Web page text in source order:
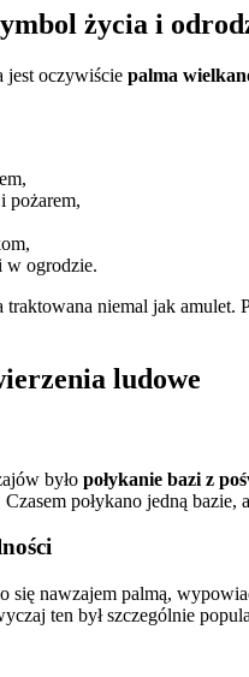
życia i
jest oczywiście palma
pożarem,
w ogrodzie.
niemal jak
ludowe
było połykanie bazi z
połykano jedną
się nawzajem palmą,
ten był szczególnie